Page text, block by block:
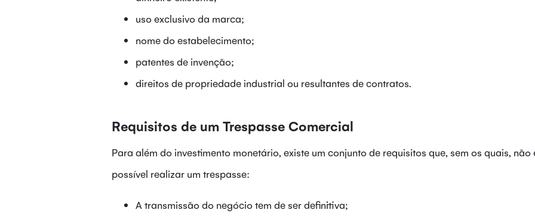
uso exclusivo da marca;
nome do estabelecimento;
patentes de invenção;
direitos de propriedade industrial ou resultantes de contratos.
Requisitos de um Trespasse Comercial
Para além do investimento monetário, existe um conjunto de requisitos que, sem os quais, não
possível realizar um trespasse:
A transmissão do negócio tem de ser definitiva;